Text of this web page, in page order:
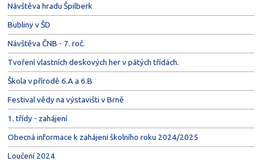
Návštěva hradu Špilberk
Bubliny v ŠD
Návštěva ČNB - 7. roč.
Tvoření vlastních deskových her v pátých třídách.
Škola v přírodě 6.A a 6.B
Festival vědy na výstavišti v Brně
1. třídy - zahájení
Obecná informace k zahájení školního roku 2024/2025
Loučení 2024